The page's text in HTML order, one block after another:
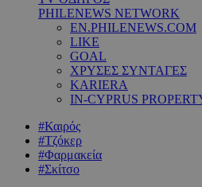
PHILENEWS NETWORK
EN.PHILENEWS.COM
LIKE
GOAL
ΧΡΥΣΕΣ ΣΥΝΤΑΓΕΣ
KARIERA
IN-CYPRUS
#Καιρός
#Τζόκερ
#Φαρμακεία
#Σκίτσο